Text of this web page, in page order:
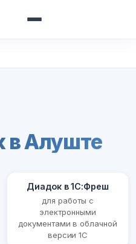
Алуште
Диадок в 1С:Фреш
для работы с
электронными
документами в облачной
версии 1С